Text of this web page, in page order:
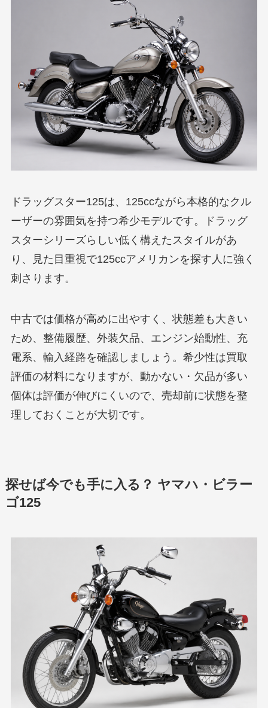
ドラッグスター125は、125ccながら本格的なクル
ーザーの雰囲気を持つ希少モデルです。ドラッグ
スターシリーズらしい低く構えたスタイルがあ
り、見た目重視で125ccアメリカンを探す人に強く
刺さります。
中古では価格が高めに出やすく、状態差も大きい
ため、整備履歴、外装欠品、エンジン始動性、充
電系、輸入経路を確認しましょう。希少性は買取
評価の材料になりますが、動かない・欠品が多い
個体は評価が伸びにくいので、売却前に状態を整
理しておくことが大切です。
探せば今でも手に入る？ ヤマハ・ビラー
ゴ125